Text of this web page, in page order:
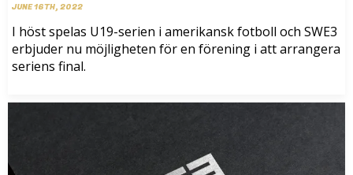
JUNE 16TH, 2022
I höst spelas U19-serien i amerikansk fotboll och SWE3
erbjuder nu möjligheten för en förening i att arrangera
seriens final.